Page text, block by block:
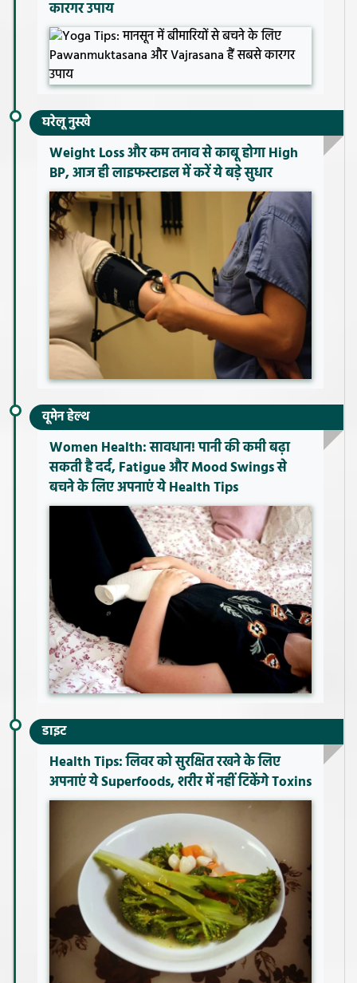
कारगर उपाय
घरेलू नुस्खे
Weight Loss और कम तनाव से काबू होगा High
BP, आज ही लाइफस्टाइल में करें ये बड़े सुधार
वूमेन हेल्थ
Women Health: सावधान! पानी की कमी बढ़ा
सकती है दर्द, Fatigue और Mood Swings से
बचने के लिए अपनाएं ये Health Tips
डाइट
Health Tips: लिवर को सुरक्षित रखने के लिए
अपनाएं ये Superfoods, शरीर में नहीं टिकेंगे Toxins